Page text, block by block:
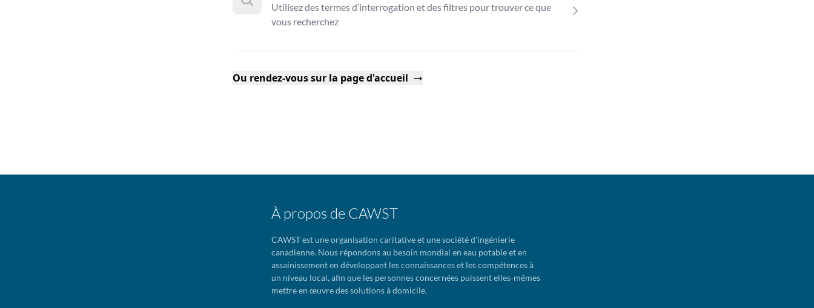
Utilisez des termes d’interrogation et des filtres pour trouver ce que
vous recherchez
Ou rendez-vous sur la page d'accueil
À propos de CAWST
CAWST est une organisation caritative et une société d'ingénierie
canadienne. Nous répondons au besoin mondial en eau potable et en
assainissement en développant les connaissances et les compétences à
un niveau local, afin que les personnes concernées puissent elles-mêmes
mettre en œuvre des solutions à domicile.